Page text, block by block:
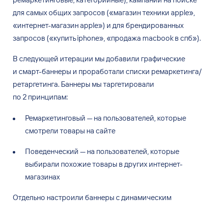
для самых общих запросов («магазин техники apple»,
«интернет-магазин apple») и для брендированных
запросов («купить iphone»,«продажа macbook в спб»).
В следующей итерации мы добавили графические
и смарт-баннеры и проработали списки ремаркетинга/
ретаргетинга. Баннеры мы таргетировали
по 2 принципам:
Ремаркетинговый —на пользователей, которые
смотрели товары на сайте
Поведенческий —на пользователей, которые
выбирали похожие товары в других интернет-
магазинах
Отдельно настроили баннеры сдинамическим